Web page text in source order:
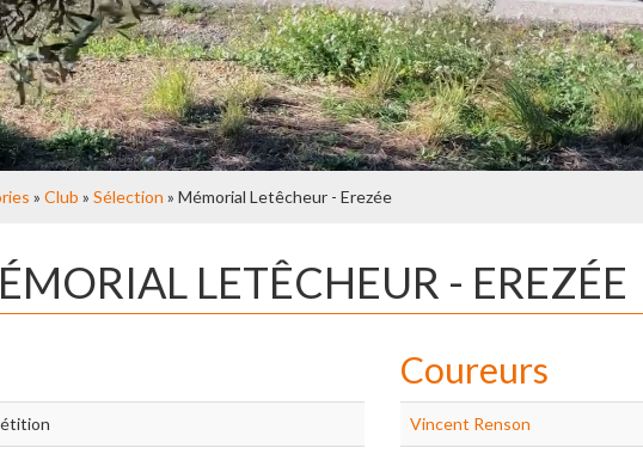
» Club » Sélection » Mémorial Letêcheur - Erezée
LETÊCHEUR - EREZÉE
Coureurs
Vincent Renson